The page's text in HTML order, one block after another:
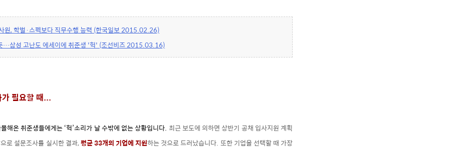
원, 학벌·스펙보다 직무수행 능력 (한국일보 2015.02.26)
…삼성 고난도 에세이에 취준생 '헉' (조선비즈 2015.03.16)
필요할 때...
해온 취준생들에게는 ‘헉’소리가 날 수밖에 없는 상황입니다. 최근 보도에 의하면 상반기 공채 입사지원 계획
로 설문조사를 실시한 결과,평균 33개의 기업에 지원하는 것으로 드러났습니다. 또한기업을 선택할 때 가장